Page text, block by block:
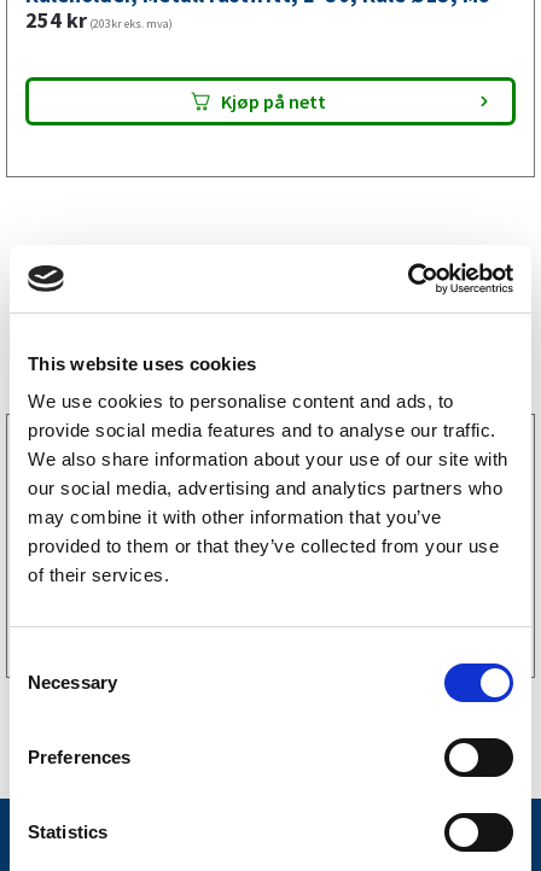
This website uses cookies
We use cookies to personalise content and ads, to
provide social media features and to analyse our traffic.
We also share information about your use of our site with
our social media, advertising and analytics partners who
may combine it with other information that you’ve
provided to them or that they’ve collected from your use
of their services.
n
Necessary
Preferences
Statistics
mm,
antall
254 kr (203kr eks. mva)
Kjøp på nett
Bestselgere
3160052
LGF skilt Selvklebende
256kr (205kr eks. mva)
Nyheter